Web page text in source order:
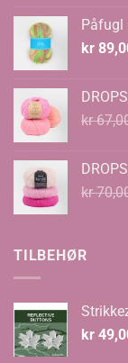
Påfugl
kr
kr
kr
TILBEHØR
kr